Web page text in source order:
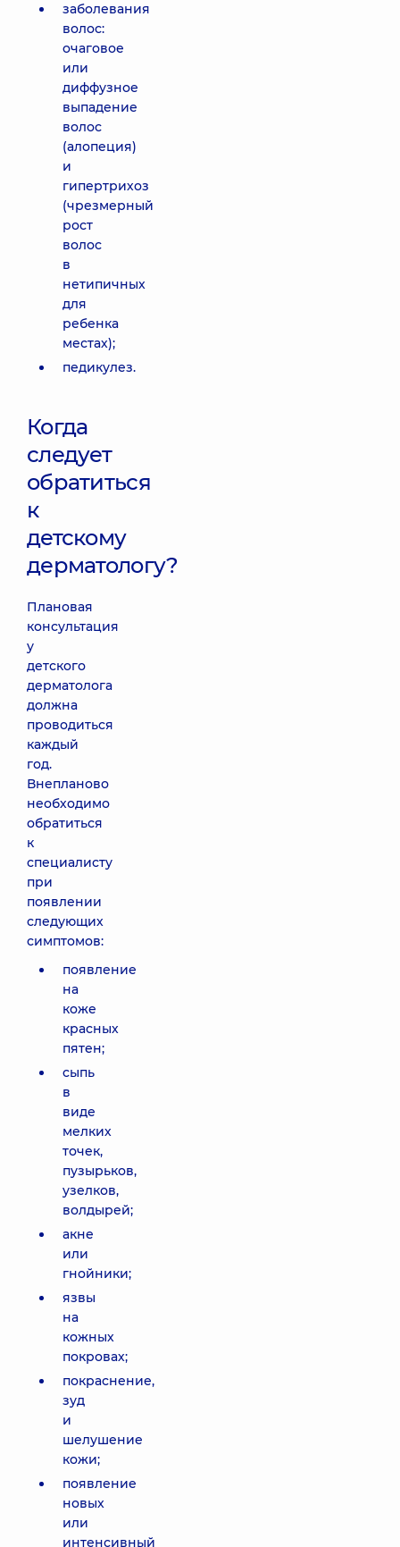
заболевания
волос:
очаговое
или
диффузное
выпадение
волос
(алопеция)
и
гипертрихоз
(чрезмерный
рост
волос
в
нетипичных
для
ребенка
местах);
педикулез.
Когда
следует
обратиться
к
детскому
дерматологу?
Плановая
консультация
у
детского
дерматолога
должна
проводиться
каждый
год.
Внепланово
необходимо
обратиться
к
специалисту
при
появлении
следующих
симптомов:
появление
на
коже
красных
пятен;
сыпь
в
виде
мелких
точек,
пузырьков,
узелков,
волдырей;
акне
или
гнойники;
язвы
на
кожных
покровах;
покраснение,
зуд
и
шелушение
кожи;
появление
новых
или
интенсивный